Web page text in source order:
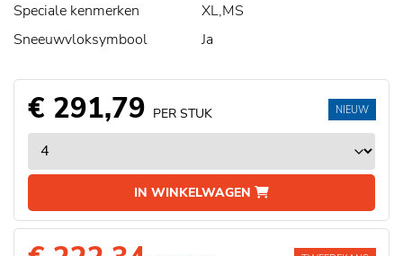
Speciale kenmerken
XL,MS
Sneeuwvloksymbool
Ja
€ 291,79 PER STUK
IN WINKELWAGEN
NIEUW